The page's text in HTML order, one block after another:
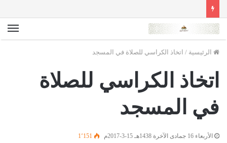
الرئيسية / اتخاذ الكراسي للصلاة في المسجد
اتخاذ الكراسي للصلاة
في المسجد
الأربعاء 16 جمادى الآخرة 1438هـ 15-3-2017م 1٬151